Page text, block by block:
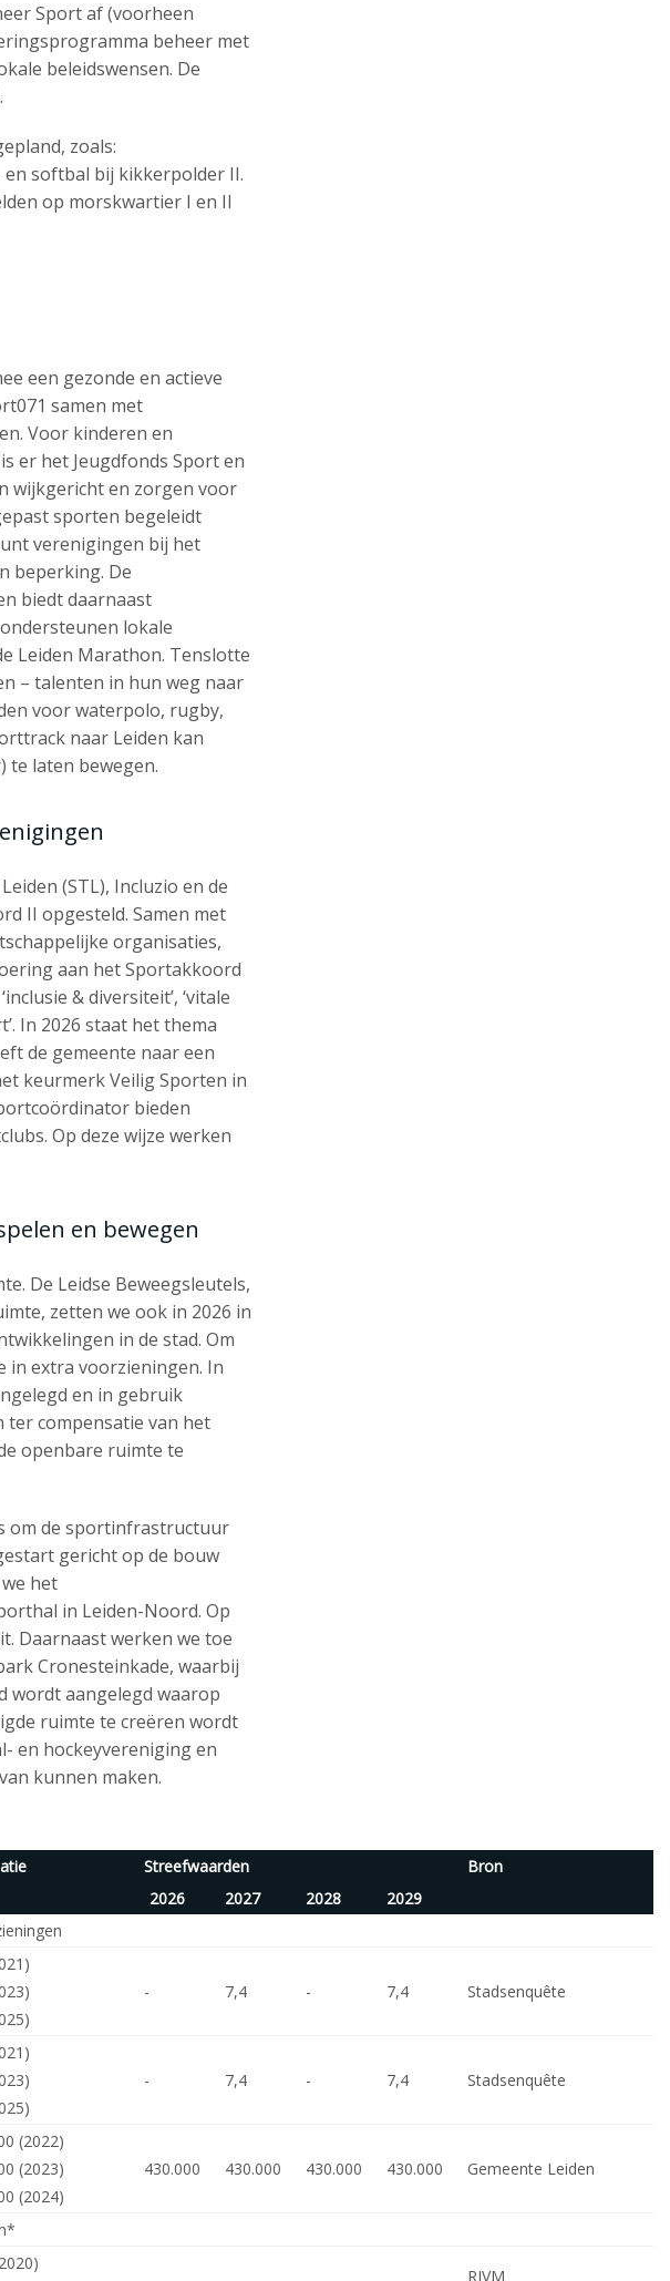
Sport af (voorheen
beheer met
beleidswensen. De
.
zoals:
softbal bij kikkerpolder II.
op morskwartier I en II
een gezonde en actieve
samen met
Voor kinderen en
er het Jeugdfonds Sport en
wijkgericht en zorgen voor
sporten begeleidt
verenigingen bij het
beperking. De
biedt daarnaast
lokale
Leiden Marathon. Tenslotte
– talenten in hun weg naar
voor waterpolo, rugby,
naar Leiden kan
te laten bewegen.
(STL), Incluzio en de
II opgesteld. Samen met
organisaties,
aan het Sportakkoord
& diversiteit’, ‘vitale
In 2026 staat het thema
de gemeente naar een
keurmerk Veilig Sporten in
bieden
Op deze wijze werken
en bewegen
De Leidse Beweegsleutels,
zetten we ook in 2026 in
in de stad. Om
in extra voorzieningen. In
en in gebruik
ter compensatie van het
openbare ruimte te
om de sportinfrastructuur
gericht op de bouw
het
in Leiden-Noord. Op
Daarnaast werken we toe
Cronesteinkade, waarbij
wordt aangelegd waarop
ruimte te creëren wordt
en hockeyvereniging en
kunnen maken.
Streefwaarden
Bron
2026
2027 2028
2029
- 7,4 - 7,4 Stadsenquête
- 7,4 - 7,4 Stadsenquête
(2022)
(2023)
(2024)
430.000 430.000 430.000 430.000 Gemeente Leiden
RIVM